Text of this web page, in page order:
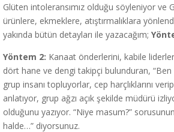
Glüten intoleransımız olduğu söyleniyor ve
ürünlere, ekmeklere, atıştırmalıklara
yakında bütün detayları ile yazacağım;
Yöntem 2: Kanaat önderlerini, kabile
dört hane ve dengi takipçi bulunduran,
grup insanı topluyorlar, cep harçlıklarını
anlatıyor, grup ağzı açık şekilde müdürü
olduğunu yazıyor. “Niye masum?”
halde…” diyorsunuz.